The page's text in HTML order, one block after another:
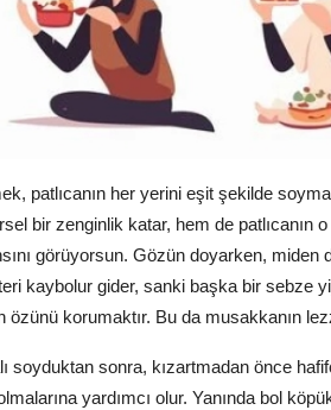
patlıcanın her yerini eşit şekilde
bir zenginlik katar, hem de patlıcanın
görüyorsun. Gözün doyarken,
kaybolur gider, sanki başka bir sebze
özünü korumaktır. Bu da musakkanın
soyduktan sonra, kızartmadan önce
yardımcı olur. Yanında bol